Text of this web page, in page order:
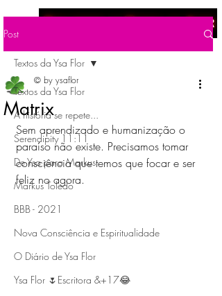
Menu
Post
Textos da Ysa Flor
A história se repete...
Serendipity 11:11
De Ysa para Markus
Markus Toledo
BBB - 2021
Nova Consciência e Espiritualidade
O Diário de Ysa Flor
Ysa Flor 🌷Escritora &+17😂
Textos da Ysa Flor
Matrix
© by ysaflor
Sem aprendizado e humanização o
paraíso não existe. Precisamos tomar
consciência que temos que focar e ser
feliz no agora.